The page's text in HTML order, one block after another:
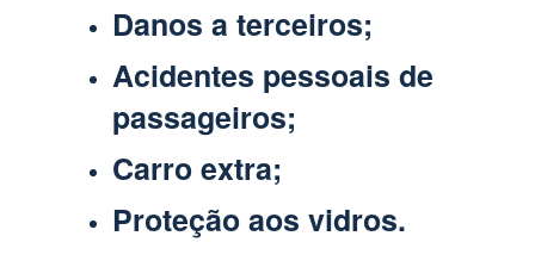
Danos a terceiros;
Acidentes pessoais de
passageiros;
Carro extra;
Proteção aos vidros.